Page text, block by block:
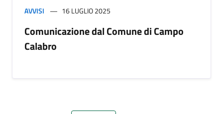
AVVISI 16 LUGLIO 2025
Comunicazione dal Comune di Campo
Calabro